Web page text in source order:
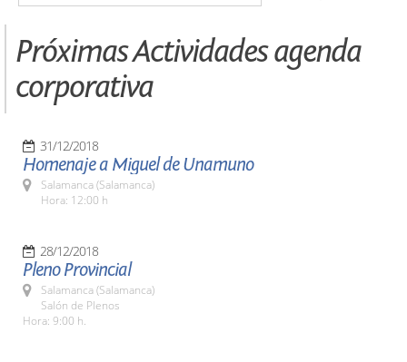
Próximas Actividades agenda
corporativa
31/12/2018
Homenaje a Miguel de Unamuno
Salamanca (Salamanca)
Hora: 12:00 h
28/12/2018
Pleno Provincial
Salamanca (Salamanca)
Salón de Plenos
Hora: 9:00 h.